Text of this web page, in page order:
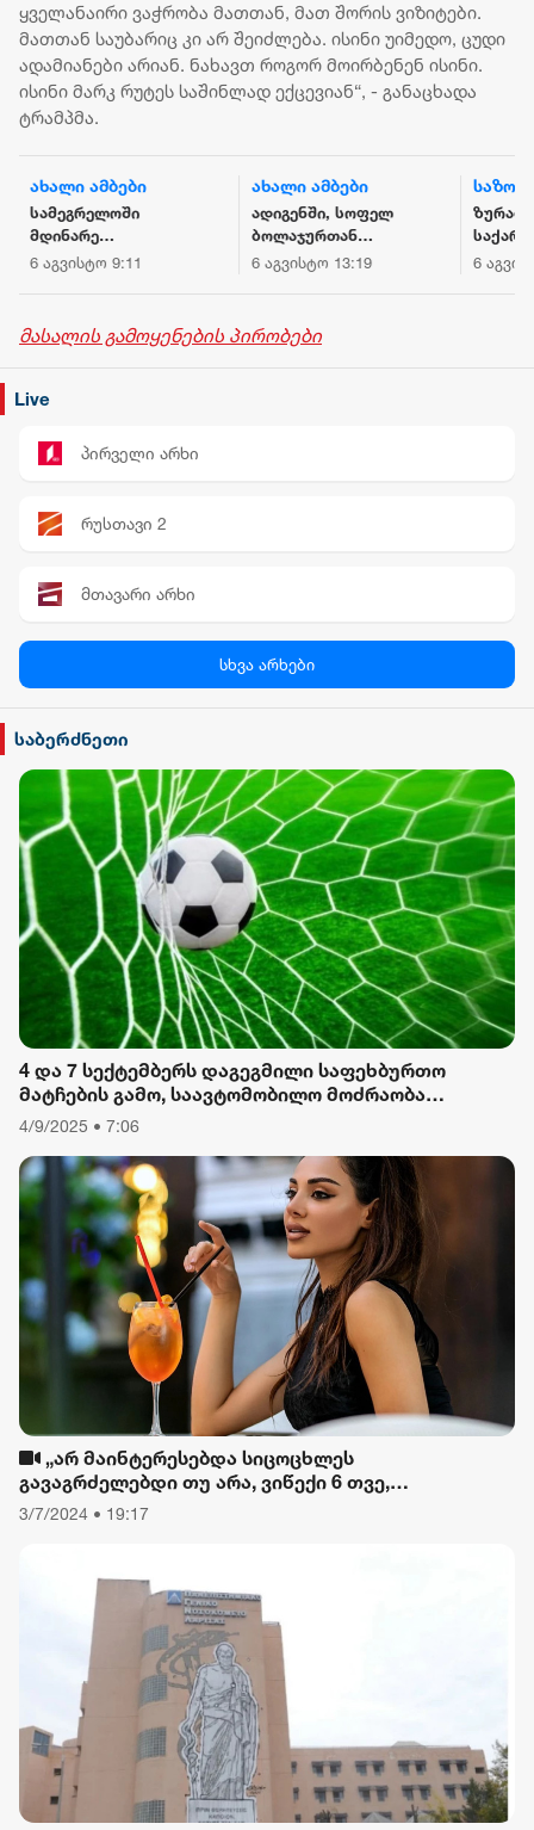
ყველანაირი ვაჭრობა მათთან, მათ შორის ვიზიტები.
მათთან საუბარიც კი არ შეიძლება. ისინი უიმედო, ცუდი
ადამიანები არიან. ნახავთ როგორ მოირბენენ ისინი.
ისინი მარკ რუტეს საშინლად ექცევიან“, - განაცხადა
ტრამპმა.
ახალი ამბები
სამეგრელოში
მდინარე
ხობისწყალში
არასრულწლოვნის
ცხედარი
6 აგვისტო 9:11
ახალი ამბები
ადიგენში, სოფელ
ბოლაჯურთან
მომხდარ
ემსხვერპლა
6 აგვისტო 13:19
ზურაბ
6
მასალის გამოყენების პირობები
Live
პირველი არხი
რუსთავი 2
მთავარი არხი
სილქ უნივერსალი
TV პირველი
ფორმულა
რიონი
სხვა არხები
საბერძნეთი
4 და 7 სექტემბერს დაგეგმილი საფეხბურთო
მატჩების გამო, საავტომობილო მოძრაობა
შეიზღუდება
4/9/2025 • 7:06
„არ მაინტერესებდა სიცოცხლეს
გავაგრძელებდი თუ არა, ვიწექი 6 თვე,
დავიწყებული მქონდა კვება, ფიზიკური მოძრაობა“
3/7/2024 • 19:17